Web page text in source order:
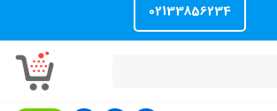
02133856234